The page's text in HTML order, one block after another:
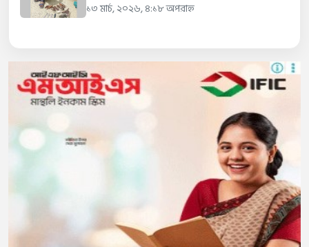
১৩ মার্চ, ২০২৬, ৪:১৮ অপরাহ্ন